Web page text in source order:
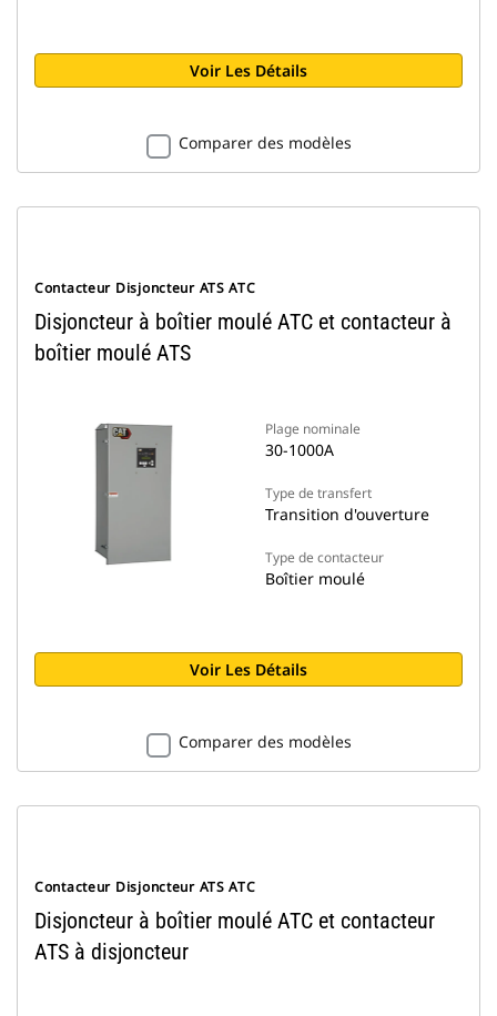
Voir Les Détails
Comparer des modèles
Contacteur Disjoncteur ATS ATC
Disjoncteur à boîtier moulé ATC et contacteur à
boîtier moulé ATS
Plage nominale
30-1000A
Type de transfert
Transition d'ouverture
Type de contacteur
Boîtier moulé
Voir Les Détails
Comparer des modèles
Contacteur Disjoncteur ATS ATC
Disjoncteur à boîtier moulé ATC et contacteur
ATS à disjoncteur